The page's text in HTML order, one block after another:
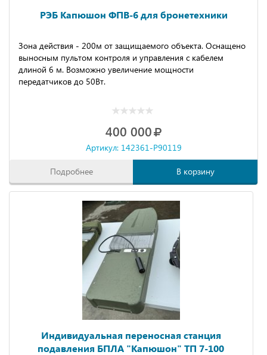
РЭБ Капюшон ФПВ-6 для бронетехники
Зона действия - 200м от защищаемого объекта. Оснащено
выносным пультом контроля и управления с кабелем
длиной 6 м. Возможно увеличение мощности
передатчиков до 50Вт.
400 000
Артикул: 142361-P90119
Подробнее В корзину
Индивидуальная переносная станция
подавления БПЛА "Капюшoн" ТП 7-100